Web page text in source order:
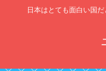
日本はとても面白い国